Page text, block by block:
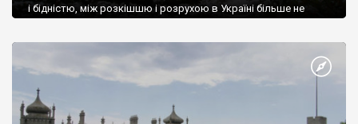
і бідністю, між розкішшю і розрухою в Україні більше не